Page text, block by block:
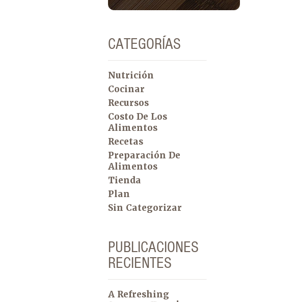
CATEGORÍAS
Nutrición
Cocinar
Recursos
Costo De Los
Alimentos
Recetas
Preparación De
Alimentos
Tienda
Plan
Sin Categorizar
PUBLICACIONES
RECIENTES
A Refreshing